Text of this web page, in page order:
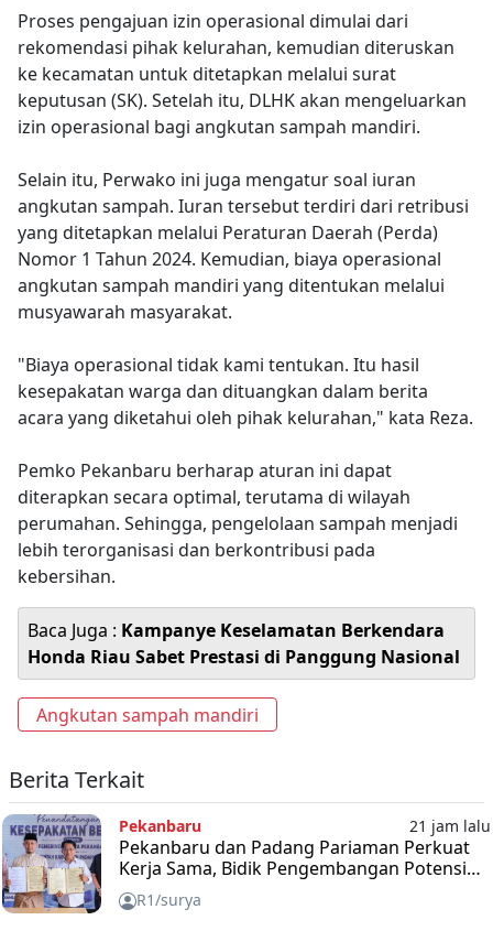
Proses pengajuan izin operasional dimulai dari
rekomendasi pihak kelurahan, kemudian diteruskan
ke kecamatan untuk ditetapkan melalui surat
keputusan (SK). Setelah itu, DLHK akan mengeluarkan
izin operasional bagi angkutan sampah mandiri.
Selain itu, Perwako ini juga mengatur soal iuran
angkutan sampah. Iuran tersebut terdiri dari retribusi
yang ditetapkan melalui Peraturan Daerah (Perda)
Nomor 1 Tahun 2024. Kemudian, biaya operasional
angkutan sampah mandiri yang ditentukan melalui
musyawarah masyarakat.
"Biaya operasional tidak kami tentukan. Itu hasil
kesepakatan warga dan dituangkan dalam berita
acara yang diketahui oleh pihak kelurahan," kata Reza.
Pemko Pekanbaru berharap aturan ini dapat
diterapkan secara optimal, terutama di wilayah
perumahan. Sehingga, pengelolaan sampah menjadi
lebih terorganisasi dan berkontribusi pada
kebersihan.
Baca Juga : Kampanye Keselamatan Berkendara
Honda Riau Sabet Prestasi di Panggung Nasional
Angkutan sampah mandiri
Berita Terkait
Pekanbaru 21 jam lalu
Pekanbaru dan Padang Pariaman Perkuat
Kerja Sama, Bidik Pengembangan Potensi
hingga Smart City
R1/surya